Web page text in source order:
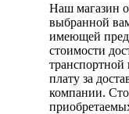
Наш магазин
выбранной
имеющей
стоимости
плату за
компании.